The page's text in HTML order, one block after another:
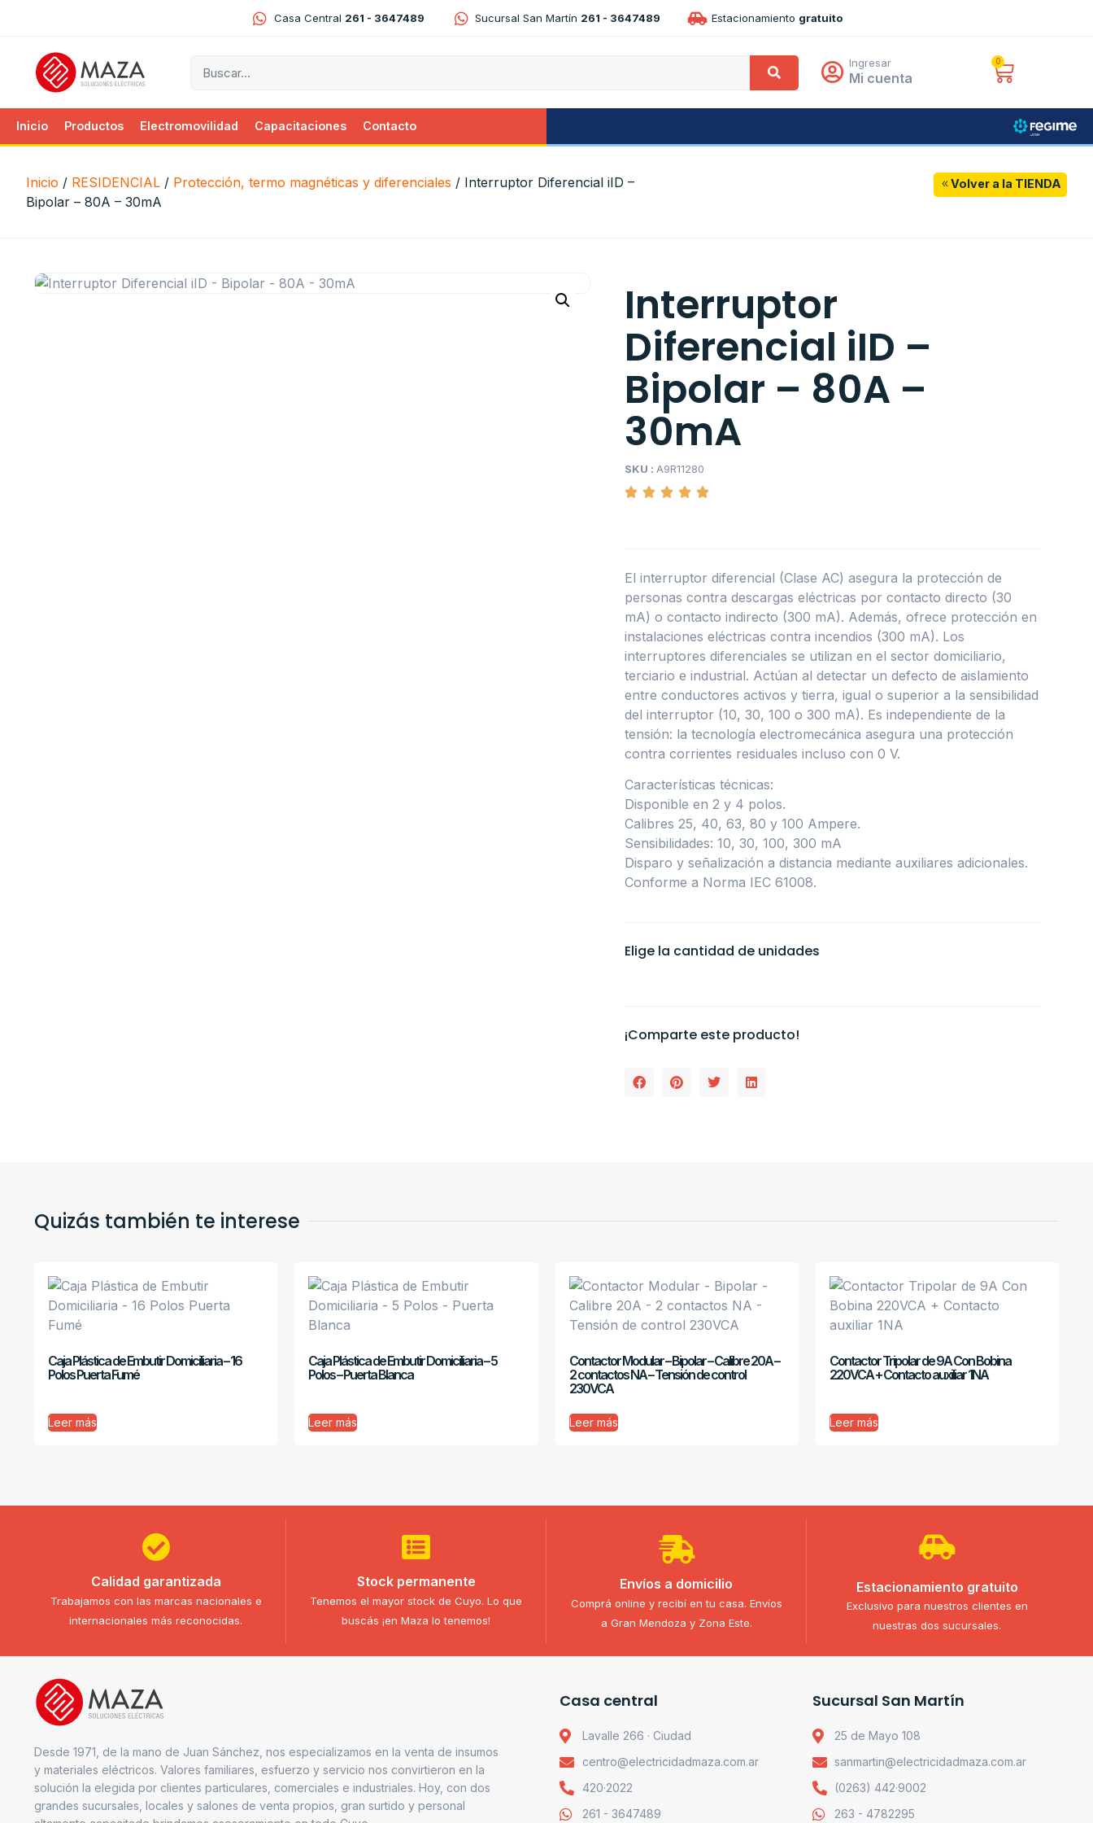
Casa Central 261 - 3647489 Sucursal San Martín 261 - 3647489 Estacionamiento gratuito
Ingresar
Mi cuenta
0
Inicio Productos Electromovilidad Capacitaciones Contacto
Inicio / RESIDENCIAL / Protección, termo magnéticas y diferenciales / Interruptor Diferencial iID –
Bipolar – 80A – 30mA
Volver a la TIENDA
Interruptor
Diferencial iID –
Bipolar – 80A –
30mA
SKU : A9R11280
El interruptor diferencial (Clase AC) asegura la protección de
personas contra descargas eléctricas por contacto directo (30
mA) o contacto indirecto (300 mA). Además, ofrece protección en
instalaciones eléctricas contra incendios (300 mA). Los
interruptores diferenciales se utilizan en el sector domiciliario,
terciario e industrial. Actúan al detectar un defecto de aislamiento
entre conductores activos y tierra, igual o superior a la sensibilidad
del interruptor (10, 30, 100 o 300 mA). Es independiente de la
tensión: la tecnología electromecánica asegura una protección
contra corrientes residuales incluso con 0 V.
Características técnicas:
Disponible en 2 y 4 polos.
Calibres 25, 40, 63, 80 y 100 Ampere.
Sensibilidades: 10, 30, 100, 300 mA
Disparo y señalización a distancia mediante auxiliares adicionales.
Conforme a Norma IEC 61008.
Elige la cantidad de unidades
¡Comparte este producto!
Quizás también te interese
Caja Plástica de Embutir Domiciliaria – 16
Polos Puerta Fumé
Leer más
Caja Plástica de Embutir Domiciliaria – 5
Polos – Puerta Blanca
Leer más
Contactor Modular – Bipolar – Calibre 20A –
2 contactos NA – Tensión de control
230VCA
Leer más
Contactor Tripolar de 9A Con Bobina
220VCA + Contacto auxiliar 1NA
Leer más
Calidad garantizada
Trabajamos con las marcas nacionales e
internacionales más reconocidas.
Stock permanente
Tenemos el mayor stock de Cuyo. Lo que
buscás ¡en Maza lo tenemos!
Envíos a domicilio
Comprá online y recibí en tu casa. Envíos
a Gran Mendoza y Zona Este.
Estacionamiento gratuito
Exclusivo para nuestros clientes en
nuestras dos sucursales.
Desde 1971, de la mano de Juan Sánchez, nos especializamos en la venta de insumos
y materiales eléctricos. Valores familiares, esfuerzo y servicio nos convirtieron en la
solución la elegida por clientes particulares, comerciales e industriales. Hoy, con dos
grandes sucursales, locales y salones de venta propios, gran surtido y personal
Casa central
Lavalle 266 · Ciudad
centro@electricidadmaza.com.ar
420·2022
261 - 3647489
Sucursal San Martín
25 de Mayo 108
sanmartin@electricidadmaza.com.ar
(0263) 442·9002
263 - 4782295